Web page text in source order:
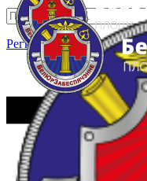
Регистрация Вход